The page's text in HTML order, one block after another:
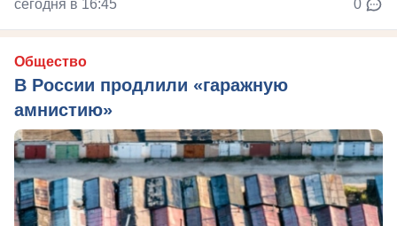
сегодня в 16:45 0
Общество
В России продлили «гаражную
амнистию»